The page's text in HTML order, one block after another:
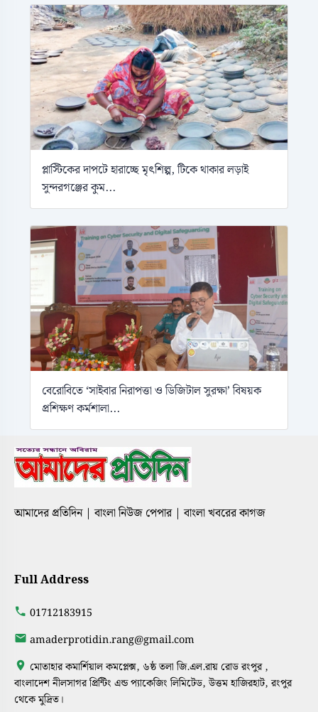
প্লাস্টিকের দাপটে হারাচ্ছে মৃৎশিল্প, টিকে থাকার লড়াই
সুন্দরগঞ্জের কুম...
বেরোবিতে ‘সাইবার নিরাপত্তা ও ডিজিটাল সুরক্ষা’ বিষয়ক
প্রশিক্ষণ কর্মশালা...
আমাদের প্রতিদিন | বাংলা নিউজ পেপার | বাংলা খবরের কাগজ
Full Address
01712183915
amaderprotidin.rang@gmail.com
মোতাহার কমার্শিয়াল কমপ্লেক্স, ৬ষ্ঠ তলা জি.এল.রায় রোড রংপুর ,
বাংলাদেশ নীলসাগর প্রিন্টিং এন্ড প্যাকেজিং লিমিটেড, উত্তম হাজিরহাট, রংপুর
থেকে মুদ্রিত।